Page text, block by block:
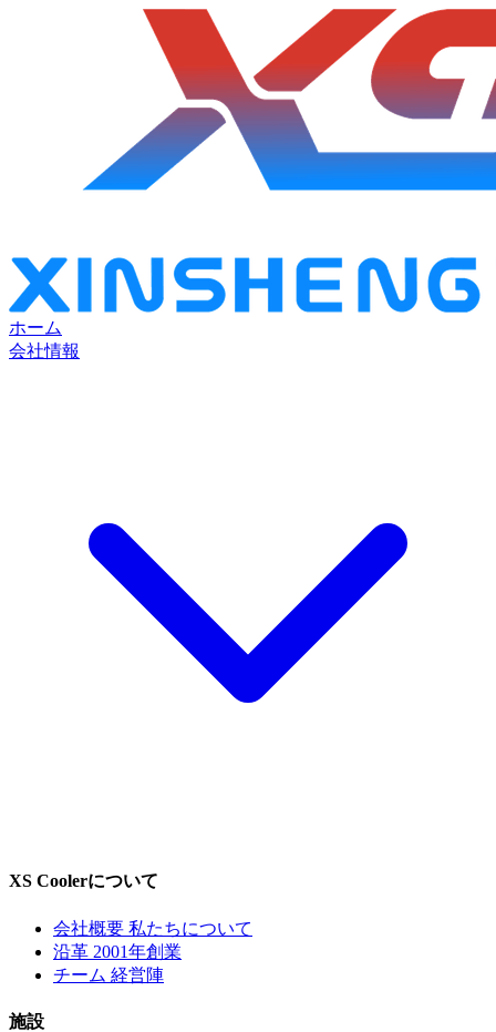
ホーム
会社情報
XS Coolerについて
会社概要 私たちについて
沿革 2001年創業
チーム 経営陣
施設